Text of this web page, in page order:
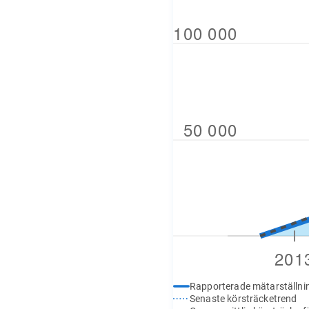
Rapporterade
Senaste körsträcketrend